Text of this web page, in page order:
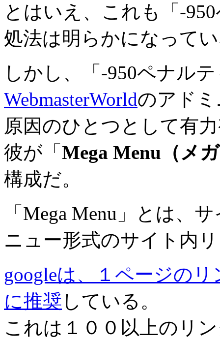
とはいえ、これも「-
処法は明らかになって
しかし、「-950ペナル
WebmasterWorldのアドミ
原因のひとつとして有
彼が「 Mega Menu（メ
構成だ。
「Mega Menu」とは、
ニュー形式のサイト内
googleは、１ページの
に推奨 している。
これは１００以上のリ